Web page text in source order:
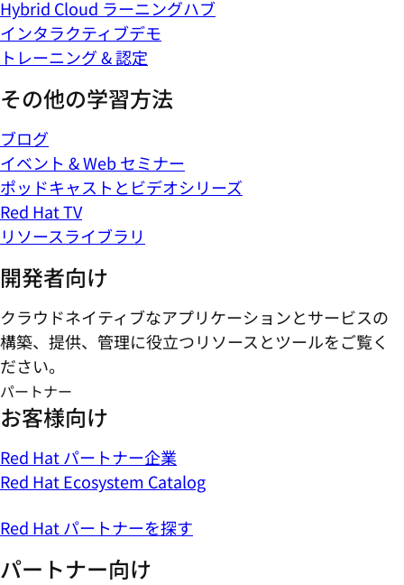
Hybrid Cloud ラーニングハブ
インタラクティブデモ
トレーニング & 認定
その他の学習方法
ブログ
イベント & Web セミナー
ポッドキャストとビデオシリーズ
Red Hat TV
リソースライブラリ
開発者向け
クラウドネイティブなアプリケーションとサービスの
構築、提供、管理に役立つリソースとツールをご覧く
ださい。
パートナー
お客様向け
Red Hat パートナー企業
Red Hat Ecosystem Catalog
Red Hat パートナーを探す
パートナー向け